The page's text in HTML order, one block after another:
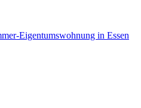
Eigentumswohnung in Essen